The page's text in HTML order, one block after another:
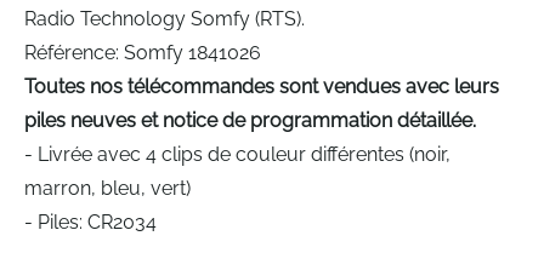
Radio Technology Somfy (RTS).
Référence: Somfy 1841026
Toutes nos télécommandes sont vendues avec leurs
piles neuves et notice de programmation détaillée.
- Livrée avec 4 clips de couleur différentes (noir,
marron, bleu, vert)
- Piles: CR2034